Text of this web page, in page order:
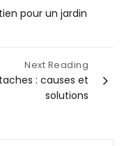
pour un jardin
Next Reading
: causes et
solutions